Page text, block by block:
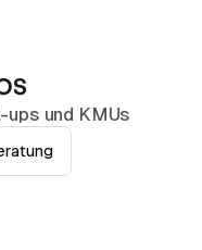
und KMUs